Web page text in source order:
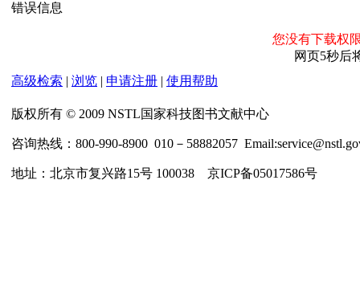
错误信息
您没有下载权
网页5秒后
高级检索 | 浏览 | 申请注册 | 使用帮助
版权所有 © 2009 NSTL国家科技图书文献中心
咨询热线：800-990-8900 010－58882057
地址：北京市复兴路15号 100038 京ICP备05017586号